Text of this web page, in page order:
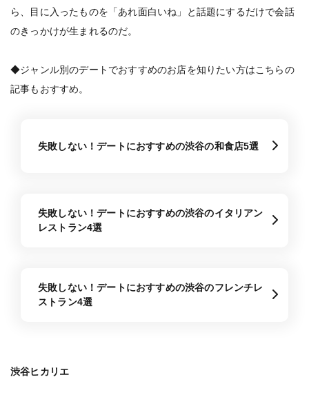
ら、目に入ったものを「あれ面白いね」と話題にするだけで会話
のきっかけが生まれるのだ。
◆ジャンル別のデートでおすすめのお店を知りたい方はこちらの
記事もおすすめ。
失敗しない！デートにおすすめの渋谷の和食店5選
失敗しない！デートにおすすめの渋谷のイタリアン
レストラン4選
失敗しない！デートにおすすめの渋谷のフレンチレ
ストラン4選
渋谷ヒカリエ